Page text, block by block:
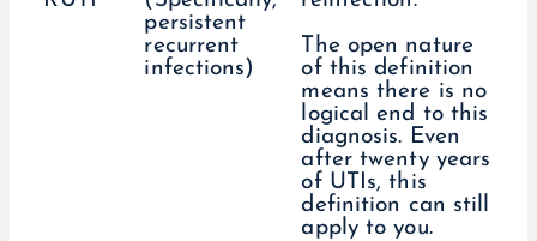
persistent
recurrent
infections)
The open nature
of this definition
means there is no
logical end to this
diagnosis. Even
after twenty years
of UTIs, this
definition can still
apply to you.